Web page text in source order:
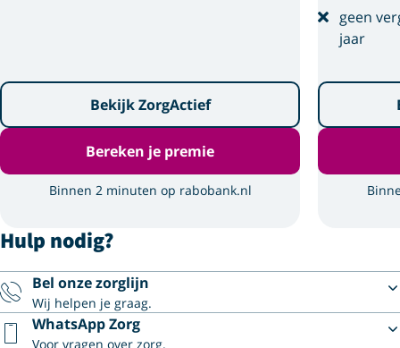
Bekijk ZorgActief
Bereken je premie
Binnen 2 minuten op rabobank.nl
geen
jaar
Hulp nodig?
Bel onze zorglijn
Wij helpen je graag.
WhatsApp Zorg
Voor vragen over zorg.